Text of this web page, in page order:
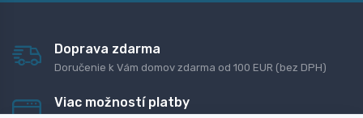
Doprava zdarma
Doručenie k Vám domov zdarma od 100 EUR (bez DPH)
Viac možností platby